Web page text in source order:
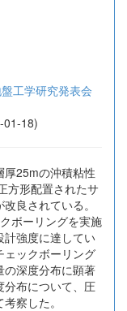
工学研究発表会
01-18)
厚25mの沖積粘性
方形配置されたサ
良されている。
ボーリングを実施
計強度に達してい
ェックボーリング
の深度分布に顕著
分布について、圧
察した。